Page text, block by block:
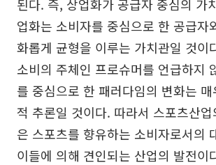
된다. 즉, 상업화가 공급자 중심의 가
업화는 소비자를 중심으로 한 공급자
화롭게 균형을 이루는 가치관일 것이
소비의 주체인 프로슈머를 언급하지
를 중심으로 한 패러다임의 변화는
적 추론일 것이다. 따라서 스포츠산
은 스포츠를 향유하는 소비자로서의
이들에 의해 견인되는 산업의 발전이